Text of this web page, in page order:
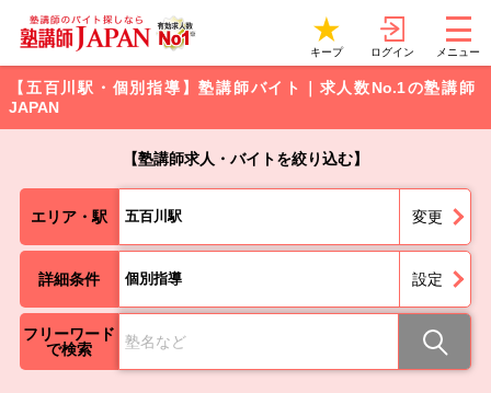
キープ ログイン メニュー
【五百川駅・個別指導】塾講師バイト｜求人数No.1の塾講師
JAPAN
【塾講師求人・バイトを絞り込む】
エリア・駅 五百川駅 変更
詳細条件 個別指導 設定
フリーワード
で検索